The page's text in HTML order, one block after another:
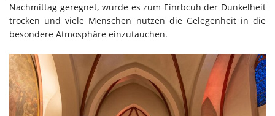
Nachmittag geregnet, wurde es zum Einrbcuh der Dunkelheit
trocken und viele Menschen nutzen die Gelegenheit in die
besondere Atmosphäre einzutauchen.